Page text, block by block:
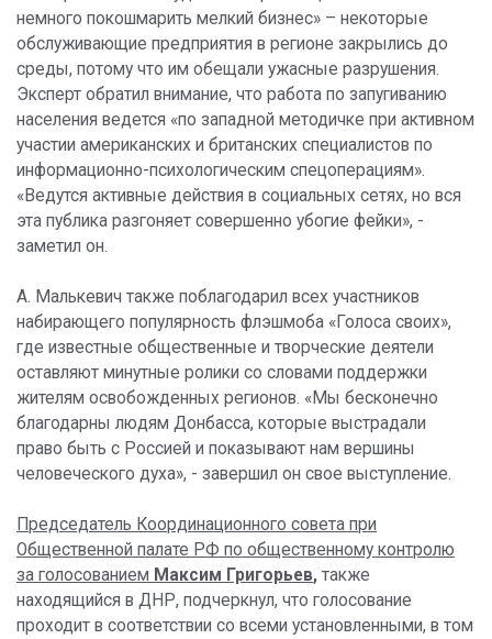
немного покошмарить мелкий бизнес» – некоторые
обслуживающие предприятия в регионе закрылись до
среды, потому что им обещали ужасные разрушения.
Эксперт обратил внимание, что работа по запугиванию
населения ведется «по западной методичке при активном
участии американских и британских специалистов по
информационно-психологическим спецоперациям».
«Ведутся активные действия в социальных сетях, но вся
эта публика разгоняет совершенно убогие фейки», -
заметил он.
А. Малькевич также поблагодарил всех участников
набирающего популярность флэшмоба «Голоса своих»,
где известные общественные и творческие деятели
оставляют минутные ролики со словами поддержки
жителям освобожденных регионов. «Мы бесконечно
благодарны людям Донбасса, которые выстрадали
право быть с Россией и показывают нам вершины
человеческого духа», - завершил он свое выступление.
Председатель Координационного совета при
Общественной палате РФ по общественному контролю
за голосованием Максим Григорьев, также
находящийся в ДНР, подчеркнул, что голосование
проходит в соответствии со всеми установленными, в том